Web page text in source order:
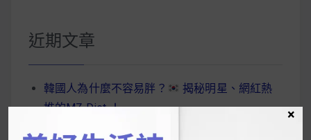
鍵
字:
近期文章
韓國人為什麼不容易胖？
揭秘明星、網紅熱
推的MZ Diet ！
好吃的蛋白點心還有好玩的運動小遊戲！今年過
×